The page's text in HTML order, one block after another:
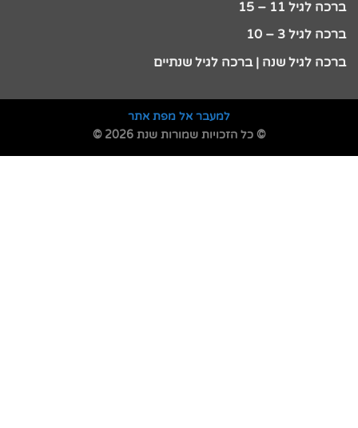
ברכה לגיל 11 – 15
ברכה לגיל 3 – 10
ברכה לגיל שנה | ברכה לגיל שנתיים
למעבר אל מפת אתר
© כל הזכויות שמורות שנת 2026 ©